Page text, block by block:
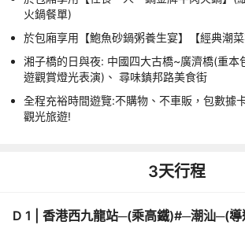
火鍋餐單)
於包廂享用【鮑魚砂鍋粥養生宴】【經典潮菜
湘子橋的日與夜: 中國四大古橋~廣濟橋(重本
遊觀賞燈光表演)、 尋味鎮邦路美食街
全程充裕時間遊覽:不購物、不車販，包數據
觀光旅遊!
3天行程
D 1
香港西九龍站─(乘高鐵)#─潮汕─(導